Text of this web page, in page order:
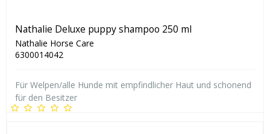
Nathalie Deluxe puppy shampoo 250 ml
Nathalie Horse Care
6300014042
Für Welpen/alle Hunde mit empfindlicher Haut und schonend
für den Besitzer